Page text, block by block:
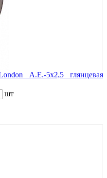
A.E.-5x2,5 глянцевая
шт